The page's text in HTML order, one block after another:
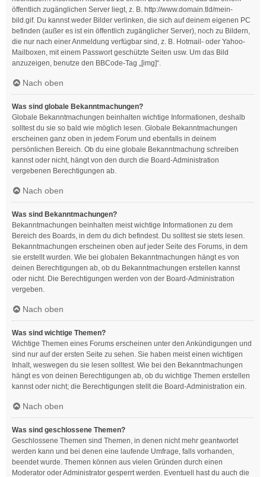
öffentlich zugänglichen Server liegt, z. B. http://www.domain.tld/mein-
bild.gif. Du kannst weder Bilder verlinken, die sich auf deinem eigenen PC
befinden (außer es ist ein öffentlich zugänglicher Server), noch zu Bildern,
die nur nach einer Anmeldung verfügbar sind, z. B. Hotmail- oder Yahoo-
Mailboxen, mit einem Passwort geschützte Seiten usw. Um das Bild
anzuzeigen, benutze den BBCode-Tag „[img]“.
Nach oben
Was sind globale Bekanntmachungen?
Globale Bekanntmachungen beinhalten wichtige Informationen, deshalb
solltest du sie so bald wie möglich lesen. Globale Bekanntmachungen
erscheinen ganz oben in jedem Forum und ebenfalls in deinem
persönlichen Bereich. Ob du eine globale Bekanntmachung schreiben
kannst oder nicht, hängt von den durch die Board-Administration
vergebenen Berechtigungen ab.
Nach oben
Was sind Bekanntmachungen?
Bekanntmachungen beinhalten meist wichtige Informationen zu dem
Bereich des Boards, in dem du dich befindest. Du solltest sie stets lesen.
Bekanntmachungen erscheinen oben auf jeder Seite des Forums, in dem
sie erstellt wurden. Wie bei globalen Bekanntmachungen hängt es von
deinen Berechtigungen ab, ob du Bekanntmachungen erstellen kannst
oder nicht. Die Berechtigungen werden von der Board-Administration
vergeben.
Nach oben
Was sind wichtige Themen?
Wichtige Themen eines Forums erscheinen unter den Ankündigungen und
sind nur auf der ersten Seite zu sehen. Sie haben meist einen wichtigen
Inhalt, weswegen du sie lesen solltest. Wie bei den Bekanntmachungen
hängt es von deinen Berechtigungen ab, ob du wichtige Themen erstellen
kannst oder nicht; die Berechtigungen stellt die Board-Administration ein.
Nach oben
Was sind geschlossene Themen?
Geschlossene Themen sind Themen, in denen nicht mehr geantwortet
werden kann und bei denen eine laufende Umfrage, falls vorhanden,
beendet wurde. Themen können aus vielen Gründen durch einen
Moderator oder Administrator gesperrt werden. Eventuell hast du auch die